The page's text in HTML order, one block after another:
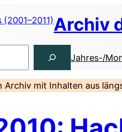
Archiv
Jahres-/
Archiv mit Inhalten aus